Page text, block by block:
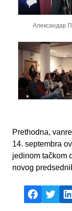
Александар
Prethodna,
14. septembra
jedinom tačkom
novog
Facebook
X